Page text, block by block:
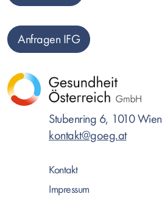
Stubenring 6, 1010 Wien
kontakt@goeg.at
Kontakt
Impressum
Anfragen IFG